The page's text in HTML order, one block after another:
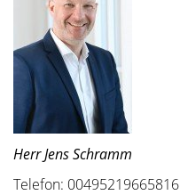
Herr Jens Schramm
Telefon: 00495219665816